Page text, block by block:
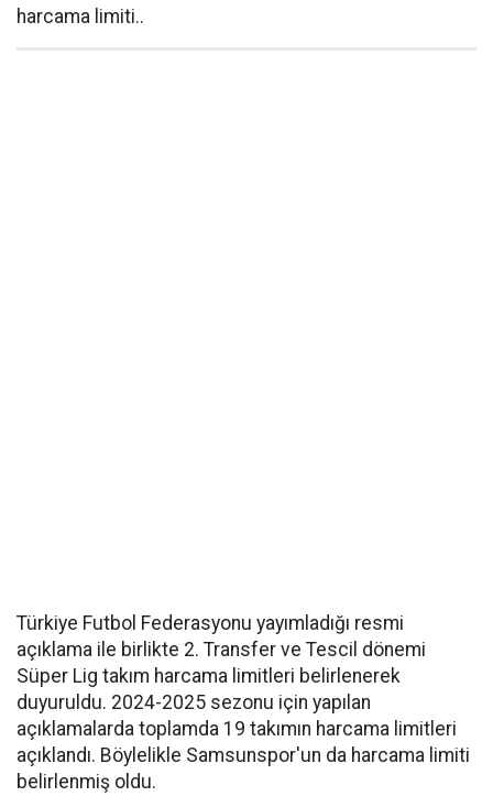
harcama limiti..
Türkiye Futbol Federasyonu yayımladığı resmi
açıklama ile birlikte 2. Transfer ve Tescil dönemi
Süper Lig takım harcama limitleri belirlenerek
duyuruldu. 2024-2025 sezonu için yapılan
açıklamalarda toplamda 19 takımın harcama limitleri
açıklandı. Böylelikle Samsunspor'un da harcama limiti
belirlenmiş oldu.